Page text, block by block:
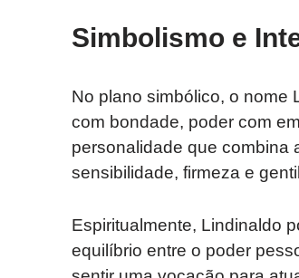
Simbolismo e
No plano simbólico, o nome
com bondade, poder com
personalidade que combina
sensibilidade, firmeza e
Espiritualmente, Lindinaldo
equilíbrio entre o poder